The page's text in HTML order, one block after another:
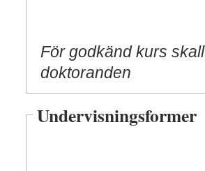
För godkänd kurs skall
doktoranden
Undervisningsformer